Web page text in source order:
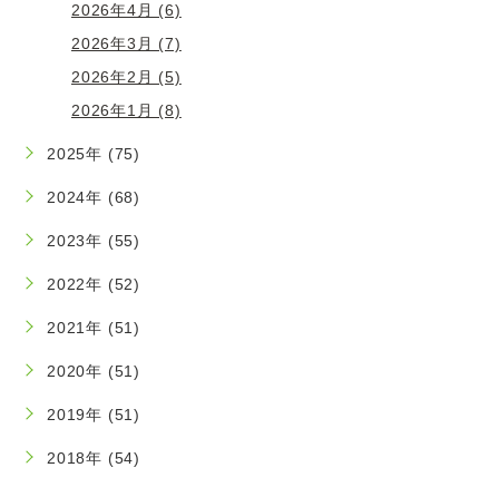
2026年4月 (6)
2026年3月 (7)
2026年2月 (5)
2026年1月 (8)
2025年 (75)
2024年 (68)
2023年 (55)
2022年 (52)
2021年 (51)
2020年 (51)
2019年 (51)
2018年 (54)